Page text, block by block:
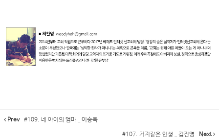
Prev #109. 네 아이의 엄마 _ 이승옥
#107. 거지같은 인생 _ 김진영 Next